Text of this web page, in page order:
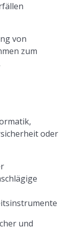
von
zum
oder
und